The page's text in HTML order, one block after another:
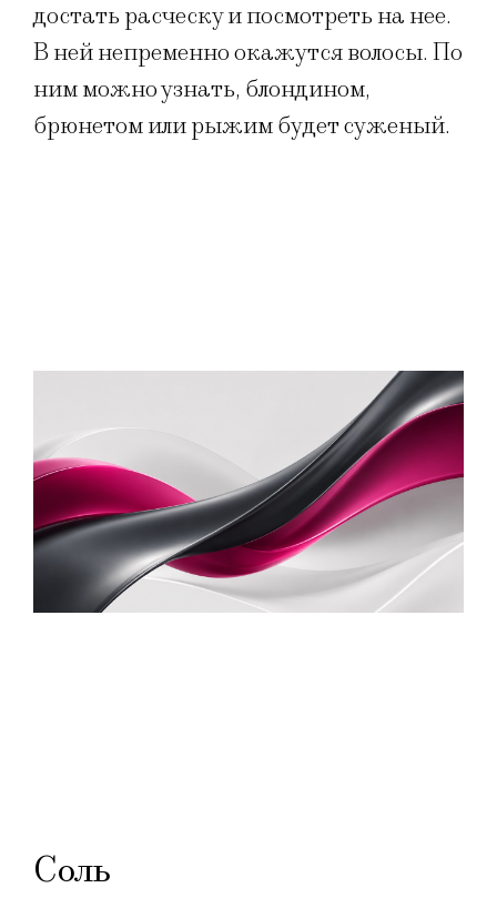
достать расческу и посмотреть на нее.
В ней непременно окажутся волосы. По
ним можно узнать, блондином,
брюнетом или рыжим будет суженый.
Соль